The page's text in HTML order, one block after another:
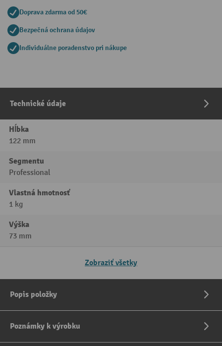
Doprava zdarma od 50€
Bezpečná ochrana údajov
Individuálne poradenstvo pri nákupe
Technické údaje
Hĺbka
122 mm
Segmentu
Professional
Vlastná hmotnosť
1 kg
Výška
73 mm
Zobraziť všetky
Popis položky
Poznámky k výrobku